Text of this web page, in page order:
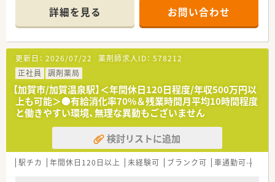
＊------------------------------------------＊
【店舗情報と応需状況について】
■加賀温泉駅から車で10分ほどの場所にあり、マイカー通勤が
便利です。
■主に内科や眼科の処方箋を1日あたり70枚から80枚ほど応需
しており、専門的な知識を深められる環境です。
■外来業務に加えて居宅や施設への在宅医療にも積極的に取り
組んでおり、地域医療に深く貢献できる職場です。
【法人特徴について】
■大手ドラッグストアの調剤部門立ち上げに携わり、約30年の
経験を持つ社長が設立した法人です。
■「人生楽しく」をモットーに掲げており、社内イベントを通じ
てスタッフ同士の非常に良い輪が作られています。
■石川県内で複数店舗を展開し、地域包括ケアシステムを支える
詳細を見る お問い合わせ
更新日： 2026/07/22 薬剤師求人ID： 578212
正社員
調剤薬局
【加賀市/加賀温泉駅】＜年間休日120日程度/年収500万円以
上も可能＞●有給消化率70%＆残業時間月平均10時間程度
と働きやすい環境、無理な異動もございません
検討リストに追加
駅チカ 年間休日120日以上 未経験可 ブランク可 車通勤可